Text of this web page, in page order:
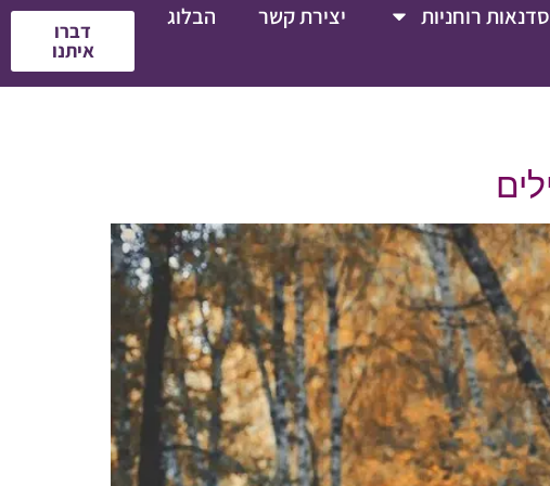
סדנאות רוחניות יצירת קשר
הבלוג
דברו
איתנו